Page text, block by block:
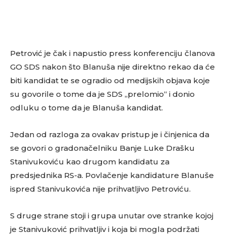
Petrović je čak i napustio press konferenciju članova
GO SDS nakon što Blanuša nije direktno rekao da će
biti kandidat te se ogradio od medijskih objava koje
su govorile o tome da je SDS „prelomio“ i donio
odluku o tome da je Blanuša kandidat.
Jedan od razloga za ovakav pristup je i činjenica da
se govori o gradonačelniku Banje Luke Drašku
Stanivukoviću kao drugom kandidatu za
predsjednika RS-a. Povlačenje kandidature Blanuše
ispred Stanivukovića nije prihvatljivo Petroviću.
S druge strane stoji i grupa unutar ove stranke kojoj
je Stanivuković prihvatljiv i koja bi mogla podržati